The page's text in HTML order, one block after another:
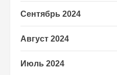
Сентябрь 2024
Август 2024
Июль 2024